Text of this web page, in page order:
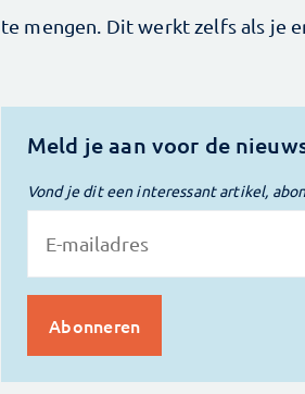
te mengen. Dit werkt zelfs als je
Meld je aan voor de
Vond je dit een interessant artikel,